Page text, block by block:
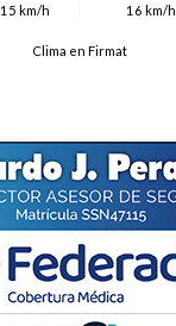
15 km/h
16 km/h
Clima en Firmat